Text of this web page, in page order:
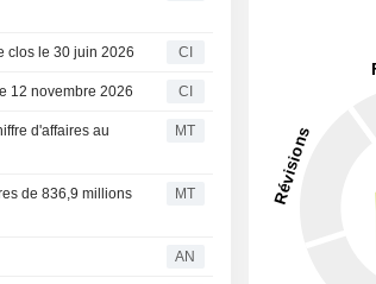
clos le 30 juin 2026 CI
12 novembre 2026 CI
d'affaires au
MT
de 836,9 millions
MT
AN